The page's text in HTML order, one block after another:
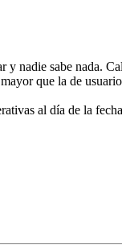
y nadie sabe nada.
que la de
al día de la